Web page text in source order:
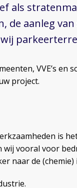
als
de aanleg
VVE’s en
project.
is
vooral voor
naar de